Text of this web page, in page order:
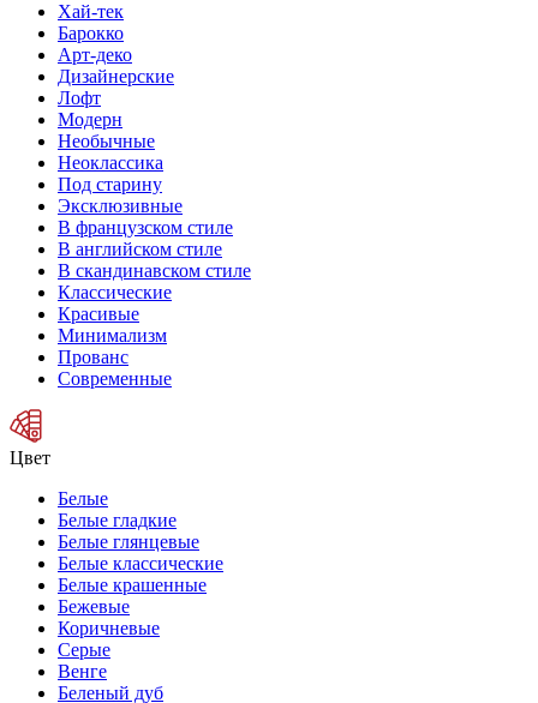
Хай-тек
Барокко
Арт-деко
Дизайнерские
Лофт
Модерн
Необычные
Неоклассика
Под старину
Эксклюзивные
В французском стиле
В английском стиле
В скандинавском стиле
Классические
Красивые
Минимализм
Прованс
Современные
Цвет
Белые
Белые гладкие
Белые глянцевые
Белые классические
Белые крашенные
Бежевые
Коричневые
Серые
Венге
Беленый дуб